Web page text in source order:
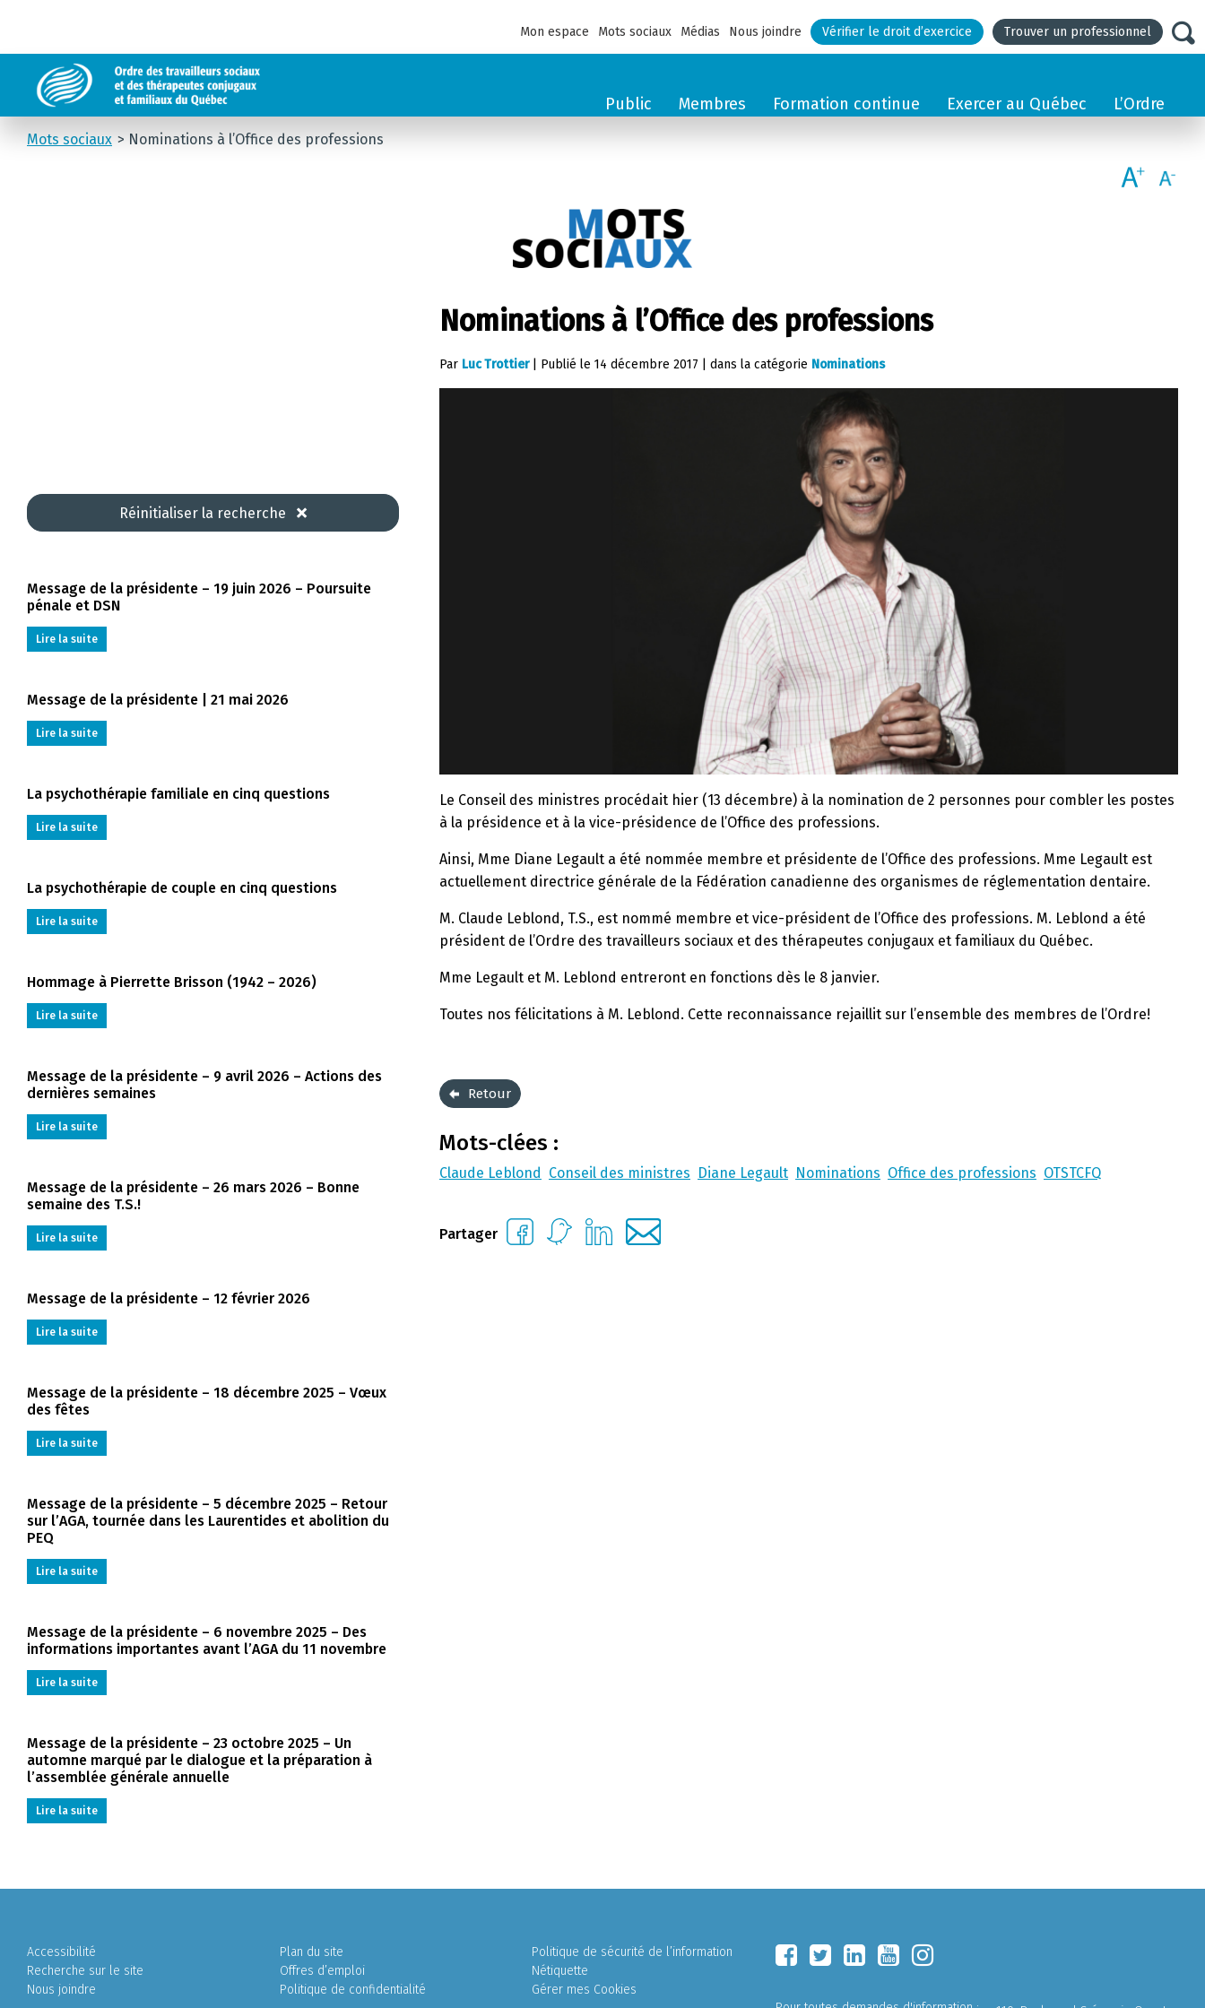
Mon espace Mots sociaux Médias Nous joindre Vérifier le droit d’exercice Trouver un professionnel
Public Membres Formation continue Exercer au Québec L’Ordre
Mots sociaux Nominations à l’Office des professions
Nominations à l’Office des professions
Par Luc Trottier| Publié le 14 décembre 2017 dans la catégorie Nominations
Le Conseil des ministres procédait hier (13 décembre) à la nomination de 2 personnes pour combler les postes
à la présidence et à la vice-présidence de l’Office des professions.
Ainsi, Mme Diane Legault a été nommée membre et présidente de l’Office des professions. Mme Legault est
actuellement directrice générale de la Fédération canadienne des organismes de réglementation dentaire.
M. Claude Leblond, T.S., est nommé membre et vice-président de l’Office des professions. M. Leblond a été
président de l’Ordre des travailleurs sociaux et des thérapeutes conjugaux et familiaux du Québec.
Mme Legault et M. Leblond entreront en fonctions dès le 8 janvier.
Toutes nos félicitations à M. Leblond. Cette reconnaissance rejaillit sur l’ensemble des membres de l’Ordre!
Retour
Mots-clées :
Claude Leblond Conseil des ministres Diane Legault Nominations Office des professions OTSTCFQ
Partager
Réinitialiser la recherche
Message de la présidente – 19 juin 2026 – Poursuite
pénale et DSN
Lire la suite
Message de la présidente | 21 mai 2026
Lire la suite
La psychothérapie familiale en cinq questions
Lire la suite
La psychothérapie de couple en cinq questions
Lire la suite
Hommage à Pierrette Brisson (1942 – 2026)
Lire la suite
Message de la présidente – 9 avril 2026 – Actions des
dernières semaines
Lire la suite
Message de la présidente – 26 mars 2026 – Bonne
semaine des T.S.!
Lire la suite
Message de la présidente – 12 février 2026
Lire la suite
Message de la présidente – 18 décembre 2025 – Vœux
des fêtes
Lire la suite
Message de la présidente – 5 décembre 2025 – Retour
sur l’AGA, tournée dans les Laurentides et abolition du
PEQ
Lire la suite
Message de la présidente – 6 novembre 2025 – Des
informations importantes avant l’AGA du 11 novembre
Lire la suite
Message de la présidente – 23 octobre 2025 – Un
automne marqué par le dialogue et la préparation à
l’assemblée générale annuelle
Lire la suite
Accessibilité
Recherche sur le site
Nous joindre
Plan du site
Offres d’emploi
Politique de confidentialité
Politique de sécurité de l’information
Nétiquette
Gérer mes Cookies